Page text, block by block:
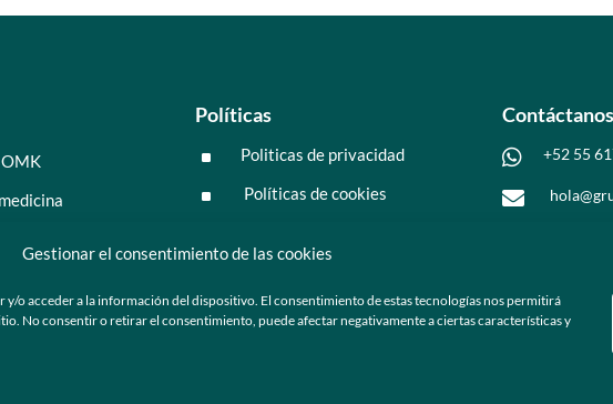
Gestionar el consentimiento de las cookies
o acceder a la información del dispositivo. El consentimiento de estas tecnologías nos permitirá
No consentir o retirar el consentimiento, puede afectar negativamente a ciertas características y
Políticas
^ Politicas de privacidad
^ Políticas de cookies
Contáctanos
 +52 55
